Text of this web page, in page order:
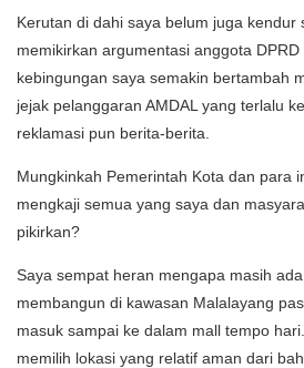
Kerutan di dahi saya belum juga kendur
memikirkan argumentasi anggota DPRD
kebingungan saya semakin bertambah
jejak pelanggaran AMDAL yang terlalu
reklamasi pun berita-berita.
Mungkinkah Pemerintah Kota dan para
mengkaji semua yang saya dan
pikirkan?
Saya sempat heran mengapa masih
membangun di kawasan Malalayang
masuk sampai ke dalam mall tempo
memilih lokasi yang relatif aman dari